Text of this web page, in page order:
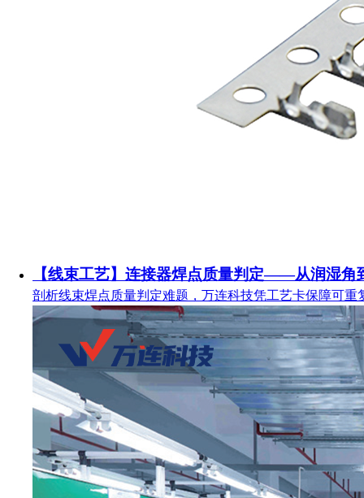
【线束工艺】连接器焊点质量判定——从润湿角
剖析线束焊点质量判定难题，万连科技凭工艺卡保障可重